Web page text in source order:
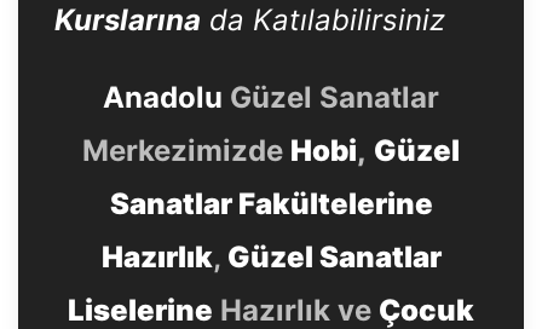
Kurslarına da Katılabilirsiniz
Anadolu Güzel Sanatlar
Merkezimizde Hobi, Güzel
Sanatlar Fakültelerine
Hazırlık, Güzel Sanatlar
Liselerine Hazırlık ve Çocuk